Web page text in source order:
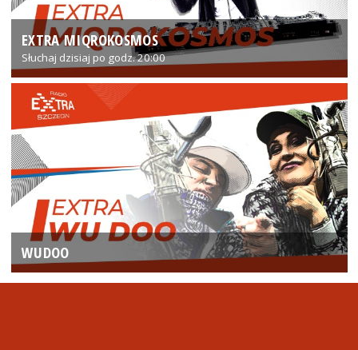
EXTRA MIQROKOSMOS
Słuchaj dzisiaj po godz. 20:00
WUDOO